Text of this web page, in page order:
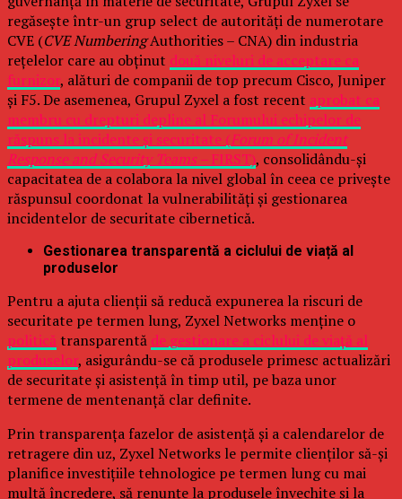
regăsește într-un grup select de autorități de numerotare
CVE (CVE NumberingAuthorities – CNA) din industria
rețelelor care au obținut două niveluri de acceptare ca
furnizor, alături de companii de top precum Cisco, Juniper
și F5. De asemenea, Grupul Zyxel a fost recent aprobat ca
membru cu drepturi depline al Forumului echipelor de
răspuns la incidente și securitate (Forum of Incident
Response and Security Teams –FIRST), consolidându-și
capacitatea de a colabora la nivel global în ceea ce privește
răspunsul coordonat la vulnerabilități și gestionarea
incidentelor de securitate cibernetică.
Gestionarea transparentă a ciclului de viață al
produselor
Pentru a ajuta clienții să reducă expunerea la riscuri de
securitate pe termen lung, Zyxel Networks menține o
politică transparentă de gestionare a ciclului de viață al
produselor, asigurându-se că produsele primesc actualizări
de securitate și asistență în timp util, pe baza unor
termene de mentenanță clar definite.
Prin transparența fazelor de asistență și a calendarelor de
retragere din uz, Zyxel Networks le permite clienților să-și
planifice investițiile tehnologice pe termen lung cu mai
multă încredere, să renunțe la produsele învechite și la